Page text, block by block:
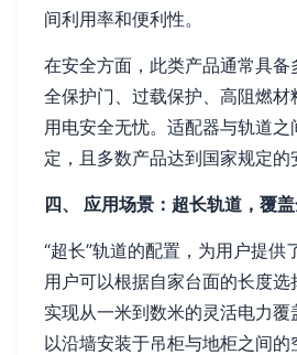
间利用率和便利性。
在安全方面，此类产品通常具
全保护门、过载保护、高阻燃材
用电安全无忧。适配器与轨道
定，且多数产品达到国家规定的
四、 应用场景：超长轨道，覆
“超长”轨道的配置，为用户提供
用户可以根据自家台面的长度选
实现从一米到数米的灵活电力
以沿墙安装于吊柜与地柜之间